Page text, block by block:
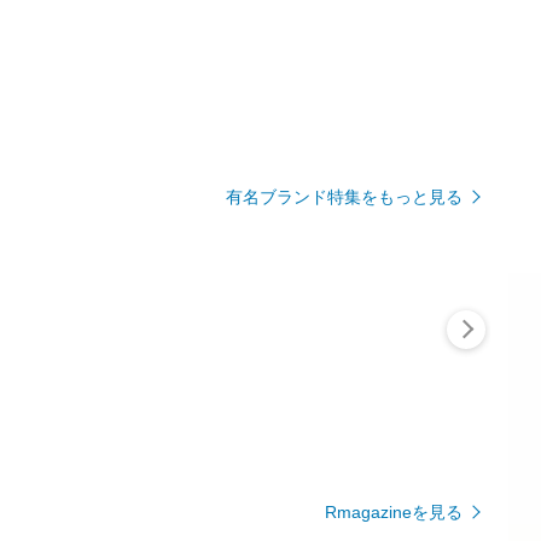
有名ブランド特集をもっと見る
Rmagazineを見る